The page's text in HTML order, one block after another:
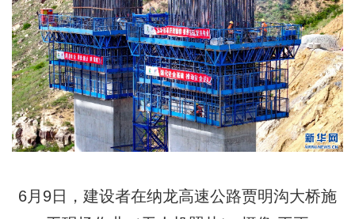
6月9日，建设者在纳龙高速公路贾明沟大桥施